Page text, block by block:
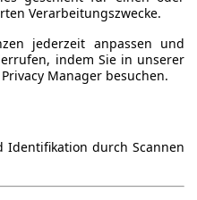
Verarbeitungszwecke.
jederzeit anpassen und
indem Sie in unserer
Manager besuchen.
Identifikation durch Scannen